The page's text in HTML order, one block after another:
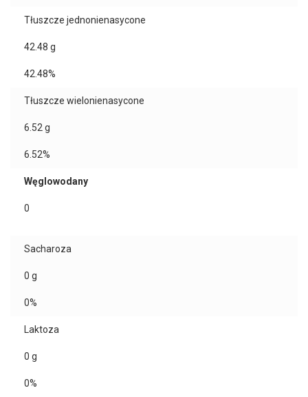
Tłuszcze jednonienasycone
42.48 g
42.48%
Tłuszcze wielonienasycone
6.52g
6.52%
Węglowodany
0
Sacharoza
0 g
0%
Laktoza
0 g
0%